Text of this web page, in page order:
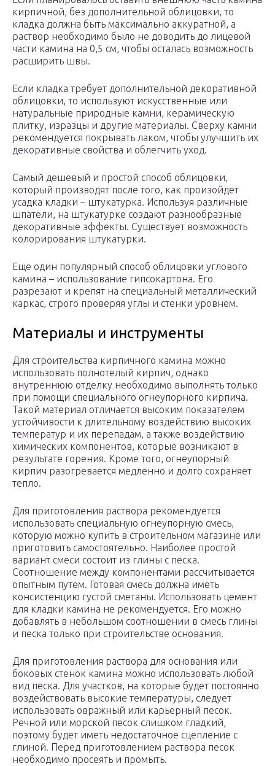
кирпичной, без дополнительной облицовки, то
кладка должна быть максимально аккуратной, а
раствор необходимо было не доводить до лицевой
части камина на 0,5 см, чтобы осталась возможность
расширить швы.
Если кладка требует дополнительной декоративной
облицовки, то используют искусственные или
натуральные природные камни, керамическую
плитку, изразцы и другие материалы. Сверху камни
рекомендуется покрывать лаком, чтобы улучшить их
декоративные свойства и облегчить уход.
Самый дешевый и простой способ облицовки,
который производят после того, как произойдет
усадка кладки – штукатурка. Используя различные
шпатели, на штукатурке создают разнообразные
декоративные эффекты. Существует возможность
колорирования штукатурки.
Еще один популярный способ облицовки углового
камина – использование гипсокартона. Его
разрезают и крепят на специальный металлический
каркас, строго проверяя углы и стенки уровнем.
Материалы и инструменты
Для строительства кирпичного камина можно
использовать полнотелый кирпич, однако
внутреннюю отделку необходимо выполнять только
при помощи специального огнеупорного кирпича.
Такой материал отличается высоким показателем
устойчивости к длительному воздействию высоких
температур и их перепадам, а также воздействию
химических компонентов, которые возникают в
результате горения. Кроме того, огнеупорный
кирпич разогревается медленно и долго сохраняет
тепло.
Для приготовления раствора рекомендуется
использовать специальную огнеупорную смесь,
которую можно купить в строительном магазине или
приготовить самостоятельно. Наиболее простой
вариант смеси состоит из глины с песка.
Соотношение между компонентами рассчитывается
опытным путем. Готовая смесь должна иметь
консистенцию густой сметаны. Использовать цемент
для кладки камина не рекомендуется. Его можно
добавлять в небольшом соотношении в смесь глины
и песка только при строительстве основания.
Для приготовления раствора для основания или
боковых стенок камина можно использовать любой
вид песка. Для участков, на которые будет постоянно
воздействовать высокие температуры, следует
использовать овражный или карьерный песок.
Речной или морской песок слишком гладкий,
поэтому будет иметь недостаточное сцепление с
глиной. Перед приготовлением раствора песок
необходимо просеять и промыть.